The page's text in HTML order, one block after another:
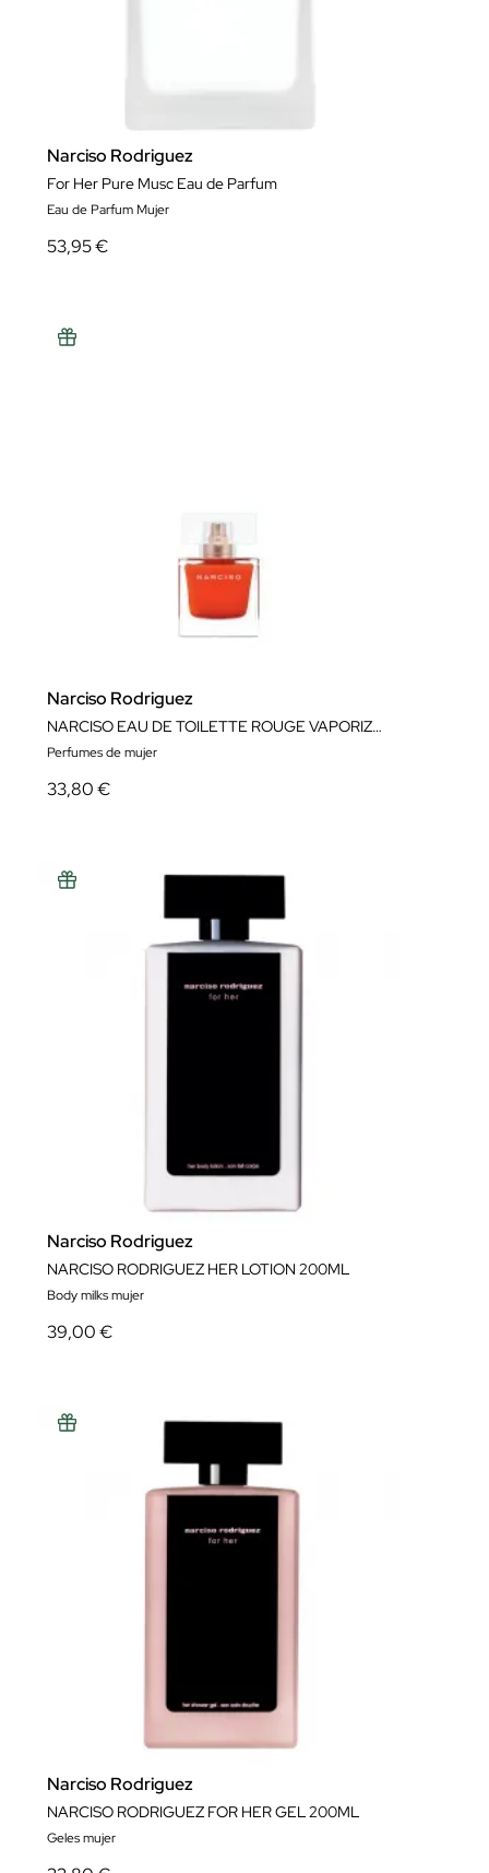
Narciso Rodriguez
For Her Pure Musc Eau de Parfum
Eau de Parfum Mujer
53,95 €
Narciso Rodriguez
NARCISO EAU DE TOILETTE ROUGE VAPORIZADOR
Perfumes de mujer
33,80 €
Narciso Rodriguez
NARCISO RODRIGUEZ HER LOTION 200ML
Body milks mujer
39,00 €
Narciso Rodriguez
NARCISO RODRIGUEZ FOR HER GEL 200ML
Geles mujer